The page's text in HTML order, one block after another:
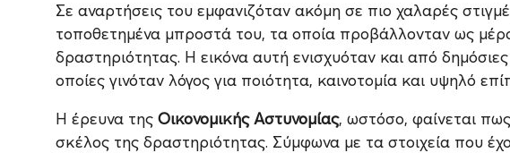
Σε αναρτήσεις του εμφανιζόταν ακόμη σε πιο χαλαρές
τοποθετημένα μπροστά του, τα οποία προβάλλονταν ως
δραστηριότητας. Η εικόνα αυτή ενισχυόταν και από
οποίες γινόταν λόγος για ποιότητα, καινοτομία και υψηλό
Η έρευνα της Οικονομικής Αστυνομίας, ωστόσο, φαίνεται
σκέλος της δραστηριότητας. Σύμφωνα με τα στοιχεία που